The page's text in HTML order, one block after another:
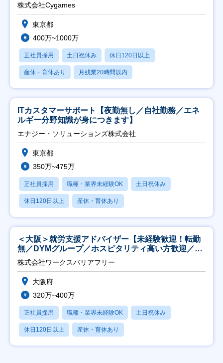
株式会社Cygames
東京都
400万~1000万
正社員採用 土日祝休み 休日120日以上
産休・育休あり 月残業20時間以内
ITカスタマーサポート【夜勤無し／自社勤務／エネ
ルギー分野知識が身につきます】
エナジー・ソリューションズ株式会社
東京都
350万~475万
正社員採用 職種・業界未経験OK 土日祝休み
休日120日以上 産休・育休あり
＜大阪＞就労支援アドバイザー【未経験歓迎！転勤
無／DYMグループ／ホスピタリティ高い方歓迎／土
日祝】
株式会社ワークスバリアフリー
大阪府
320万~400万
正社員採用 職種・業界未経験OK 土日祝休み
休日120日以上 産休・育休あり